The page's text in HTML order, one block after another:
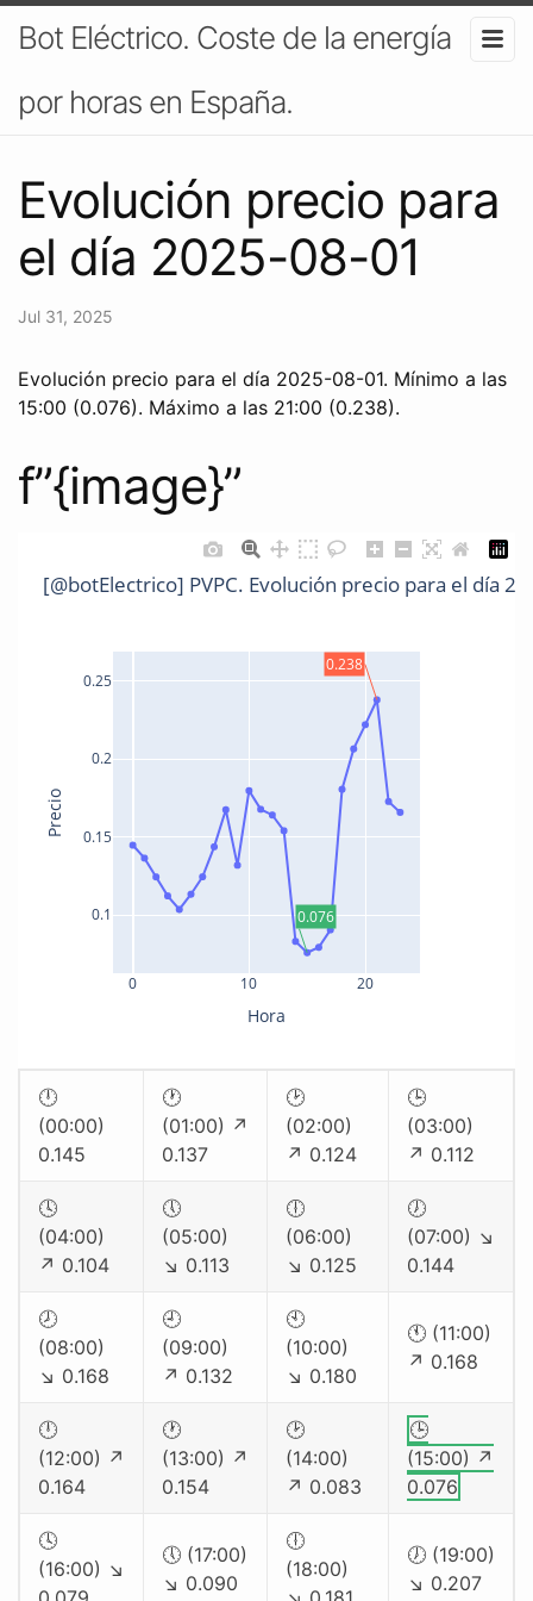
Bot Eléctrico. Coste de la energía
por horas en España.
Evolución precio para
el día 2025-08-01
Jul 31, 2025
Evolución precio para el día 2025-08-01. Mínimo a las
15:00 (0.076). Máximo a las 21:00 (0.238).
f”{image}”
0 10 20
0.1
0.15
0.2
0.25
[@botElectrico] PVPC. Evolución precio para el día
Hora
Precio
0.238
0.076
🕛
(00:00)
0.145
🕐
(01:00) ↗
0.137
🕑
(02:00)
↗ 0.124
🕒
(03:00)
↗ 0.112
🕓
(04:00)
↗ 0.104
🕔
(05:00)
↘ 0.113
🕕
(06:00)
↘ 0.125
🕖
(07:00) ↘
0.144
🕗
(08:00)
↘ 0.168
🕘
(09:00)
↗ 0.132
🕙
(10:00)
↘ 0.180
🕚 (11:00)
↗ 0.168
🕛
(12:00) ↗
0.164
🕐
(13:00) ↗
0.154
🕑
(14:00)
↗ 0.083
🕒
(15:00) ↗
0.076
🕓
(16:00) ↘
🕔 (17:00)
↘ 0.090
🕕
(18:00)
🕖 (19:00)
↘ 0.207